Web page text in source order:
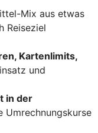
Mix aus etwas
Reiseziel
Kartenlimits,
und
in der
Umrechnungskurse